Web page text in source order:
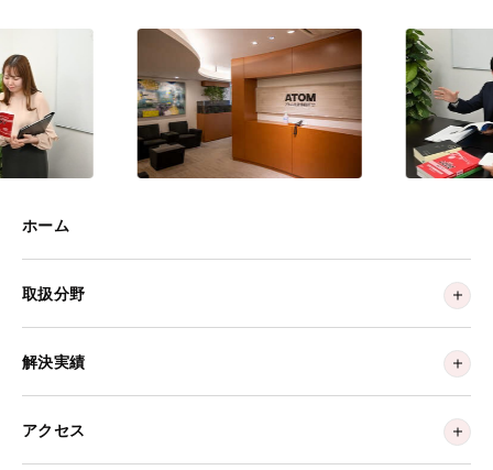
ホーム
取扱分野
解決実績
アクセス